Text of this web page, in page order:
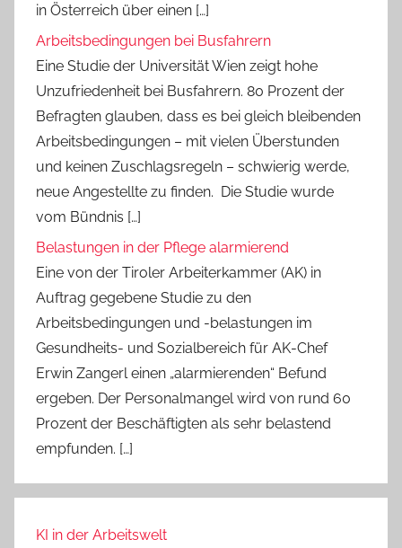
in Österreich über einen […]
Arbeitsbedingungen bei Busfahrern
Eine Studie der Universität Wien zeigt hohe
Unzufriedenheit bei Busfahrern. 80 Prozent der
Befragten glauben, dass es bei gleich bleibenden
Arbeitsbedingungen – mit vielen Überstunden
und keinen Zuschlagsregeln – schwierig werde,
neue Angestellte zu finden. Die Studie wurde
vom Bündnis […]
Belastungen in der Pflege alarmierend
Eine von der Tiroler Arbeiterkammer (AK) in
Auftrag gegebene Studie zu den
Arbeitsbedingungen und -belastungen im
Gesundheits- und Sozialbereich für AK-Chef
Erwin Zangerl einen „alarmierenden“ Befund
ergeben. Der Personalmangel wird von rund 60
Prozent der Beschäftigten als sehr belastend
empfunden. […]
KI in der Arbeitswelt